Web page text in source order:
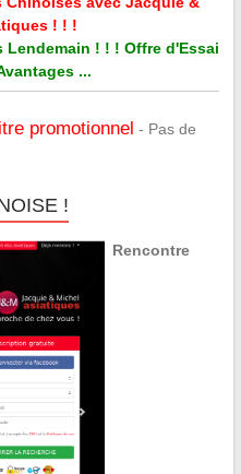
! ! !
Lendemain ! ! ! Offre d'Essai
...
promotionnel - Pas de
!
Rencontre